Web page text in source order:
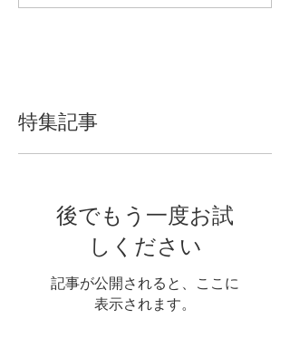
特集記事
後でもう一度お試
しください
記事が公開されると、ここに
表示されます。